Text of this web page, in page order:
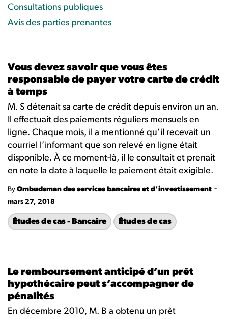
Vous devez savoir que vous êtes
responsable de payer votre carte de crédit
à temps
M. S détenait sa carte de crédit depuis environ un an.
Il effectuait des paiements réguliers mensuels en
ligne. Chaque mois, il a mentionné qu’il recevait un
courriel l’informant que son relevé en ligne était
disponible. À ce moment-là, il le consultait et prenait
en note la date à laquelle le paiement était exigible.
By Ombudsman des services bancaires et d'investissement -
mars 27, 2018
Études de cas - Bancaire Études de cas
Le remboursement anticipé d’un prêt
hypothécaire peut s’accompagner de
pénalités
En décembre 2010, M. B a obtenu un prêt
Consultations publiques
Avis des parties prenantes